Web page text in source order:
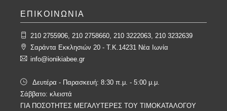
ΕΠΙΚΟΙΝΩΝΙΑ
210 2755906, 210 2758660, 210 3222063, 210 3232639
Σαράντα Εκκλησιών 20 - T.K.14231 Νέα Ιωνία
info@ionikiabee.gr
Δευτέρα - Παρασκευή: 8:30 π.μ. - 5:00 μ.μ.
Σάββατο: κλειστά
ΓΙΑ ΠΟΣΟΤΗΤΕΣ ΜΕΓΑΛΥΤΕΡΕΣ ΤΟΥ ΤΙΜΟΚΑΤΑΛΟΓΟΥ